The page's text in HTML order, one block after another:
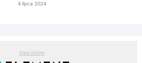
4 lipca 2024